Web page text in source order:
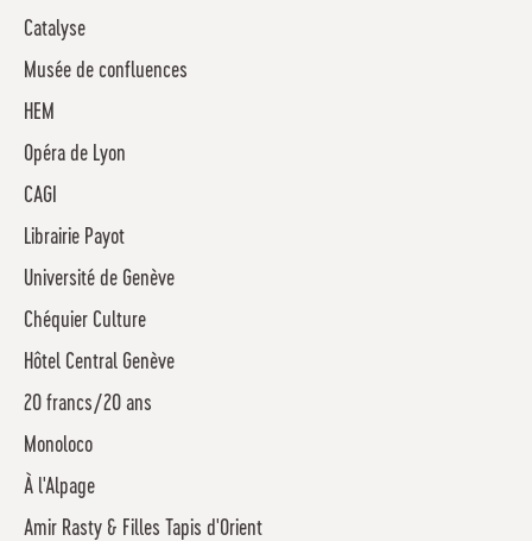
Catalyse
Musée de confluences
HEM
Opéra de Lyon
CAGI
Librairie Payot
Université de Genève
Chéquier Culture
Hôtel Central Genève
20 francs/20 ans
Monoloco
À l'Alpage
Amir Rasty & Filles Tapis d'Orient